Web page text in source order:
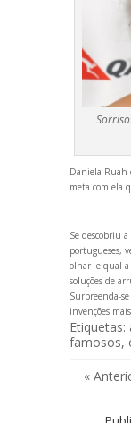
Daniela Ruah
meta com ela
Se descobriu
portugueses,
olhare qual a
soluções de
Surpreenda-
invenções
Etiquetas:
famosos,
«